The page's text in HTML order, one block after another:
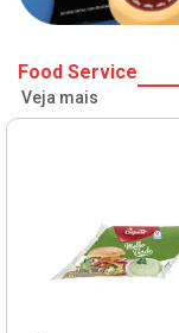
Food Service
Veja mais